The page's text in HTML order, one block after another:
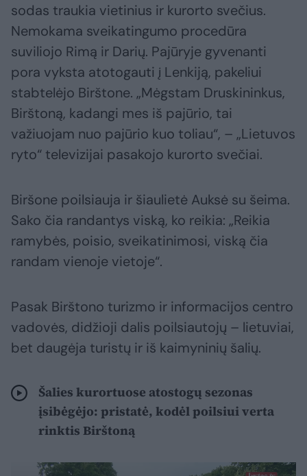
sodas traukia vietinius ir kurorto svečius.
Nemokama sveikatingumo procedūra
suviliojo Rimą ir Darių. Pajūryje gyvenanti
pora vyksta atotogauti į Lenkiją, pakeliui
stabtelėjo Birštone. „Mėgstam Druskininkus,
Birštoną, kadangi mes iš pajūrio, tai
važiuojam nuo pajūrio kuo toliau“, – „Lietuvos
ryto“ televizijai pasakojo kurorto svečiai.
Biršone poilsiauja ir šiaulietė Auksė su šeima.
Sako čia randantys viską, ko reikia: „Reikia
ramybės, poisio, sveikatinimosi, viską čia
randam vienoje vietoje“.
Pasak Birštono turizmo ir informacijos centro
vadovės, didžioji dalis poilsiautojų – lietuviai,
bet daugėja turistų ir iš kaimyninių šalių.
Šalies kurortuose atostogų sezonas
įsibėgėjo: pristatė, kodėl poilsiui verta
rinktis Birštoną